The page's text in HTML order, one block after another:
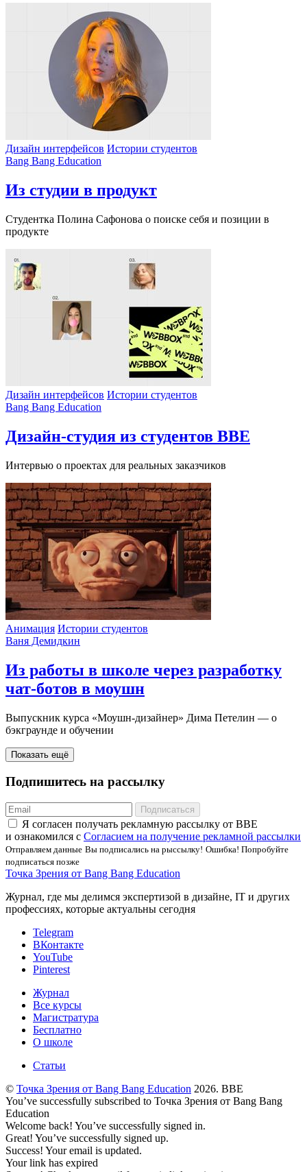
Дизайн интерфейсов Истории студентов
Bang Bang Education
Из студии в продукт
Студентка Полина Сафонова о поиске себя и позиции в
продукте
Дизайн интерфейсов Истории студентов
Bang Bang Education
Дизайн-студия из студентов BBE
Интервью о проектах для реальных заказчиков
Анимация Истории студентов
Ваня Демидкин
Из работы в школе через разработку
чат-ботов в моушн
Выпускник курса «Моушн-дизайнер» Дима Петелин — о
бэкграунде и обучении
Показать ещё
Подпишитесь на рассылку
Подписаться
Я соглаcен получать рекламную рассылку от BBE
и ознакомился с Согласием на получение рекламной рассылки
Отправляем данные Вы подписались на рыссылку! Ошибка! Попробуйте
подписаться позже
Точка Зрения от Bang Bang Education
Журнал, где мы делимся экспертизой в дизайне, IT и других
профессиях, которые актуальны сегодня
Telegram
ВКонтакте
YouTube
Pinterest
Журнал
Все курсы
Магистратура
Бесплатно
О школе
Статьи
© Точка Зрения от Bang Bang Education 2026. BBE
You’ve successfully subscribed to Точка Зрения от Bang Bang
Education
Welcome back! You’ve successfully signed in.
Great! You’ve successfully signed up.
Success! Your email is updated.
Your link has expired